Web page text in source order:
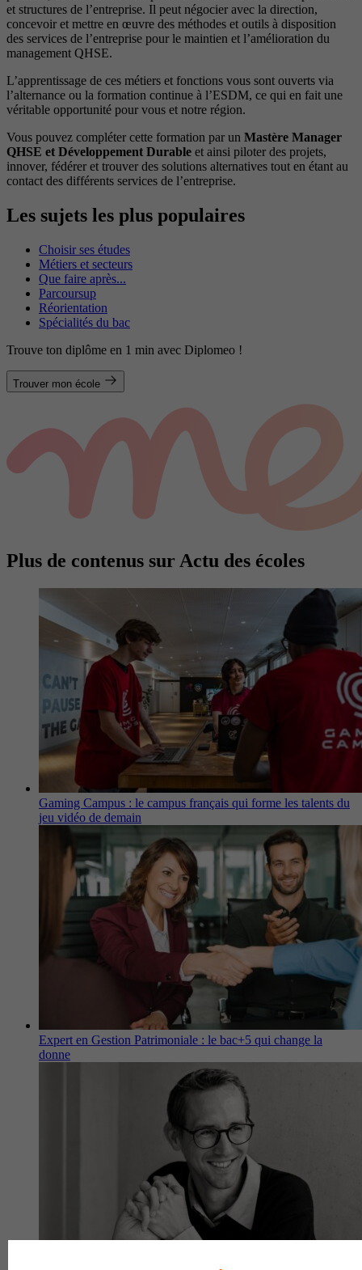
et structures de l’entreprise. Il peut négocier avec la direction,
concevoir et mettre en œuvre des méthodes et outils à disposition
des services de l’entreprise pour le maintien et l’amélioration du
management QHSE.
L’apprentissage de ces métiers et fonctions vous sont ouverts via
l’alternance ou la formation continue à l’ESDM, ce qui en fait une
véritable opportunité pour vous et notre région.
Vous pouvez compléter cette formation par un Mastère Manager
QHSE et Développement Durable et ainsi piloter des projets,
innover, fédérer et trouver des solutions alternatives tout en étant au
contact des différents services de l’entreprise.
Les sujets les plus populaires
Choisir ses études
Métiers et secteurs
Que faire après...
Parcoursup
Réorientation
Spécialités du bac
Trouve ton diplôme en 1 min avec Diplomeo !
Trouver mon école
Plus de contenus sur Actu des écoles
Gaming Campus : le campus français qui forme les talents du
jeu vidéo de demain
Expert en Gestion Patrimoniale : le bac+5 qui change la
donne